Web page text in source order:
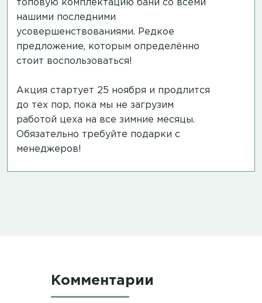
топовую комплектацию бани со всеми
нашими последними
усовершенствованиями. Редкое
предложение, которым определённо
стоит воспользоваться!
Акция стартует 25 ноября и продлится
до тех пор, пока мы не загрузим
работой цеха на все зимние месяцы.
Обязательно требуйте подарки с
менеджеров!
Комментарии